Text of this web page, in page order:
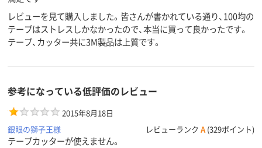
レビューを見て購入しました。皆さんが書かれている通り、100均の
テープはストレスしかなかったので、本当に買って良かったです。
テープ、カッター共に3M製品は上質です。
参考になっている低評価のレビュー
2015年8月18日
銀眼の獅子王様
レビューランク A (329ポイント)
テープカッターが使えません。